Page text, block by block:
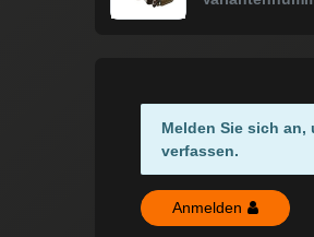
Melden Sie sich an,
verfassen.
Anmelden